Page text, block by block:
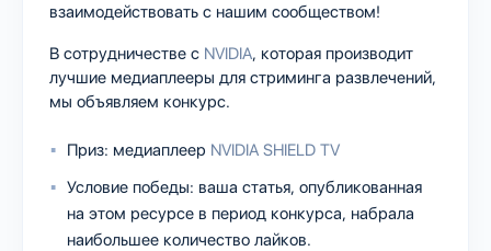
взаимодействовать с нашим сообществом!
В сотрудничестве с NVIDIA, которая производит
лучшие медиаплееры для стриминга развлечений,
мы объявляем конкурс.
Приз: медиаплеер NVIDIA SHIELD TV
Условие победы: ваша статья, опубликованная
на этом ресурсе в период конкурса, набрала
наибольшее количество лайков.